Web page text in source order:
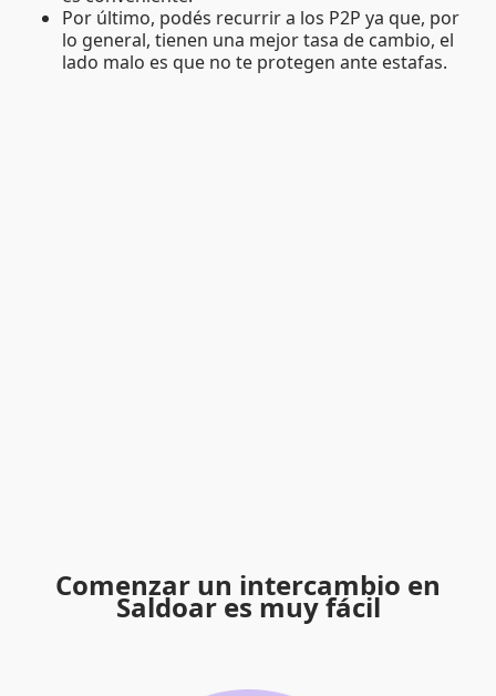
Por último, podés recurrir a los P2P ya que, por
lo general, tienen una mejor tasa de cambio, el
lado malo es que no te protegen ante estafas.
Comenzar un intercambio en
Saldoar es muy fácil